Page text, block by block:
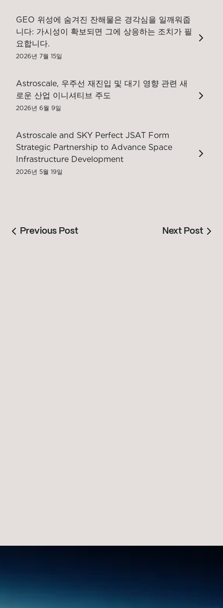
GEO 위성에 숨겨진 잔해물은 경각심을 일깨워줍
니다: 가시성이 확보되면 그에 상응하는 조치가 필
요합니다.
2026년 7월 15일
Astroscale, 우주선 재진입 및 대기 영향 관련 새
로운 산업 이니셔티브 주도
2026년 6월 9일
Astroscale and SKY Perfect JSAT Form
Strategic Partnership to Advance Space
Infrastructure Development
2026년 5월 19일
Previous Post Next Post